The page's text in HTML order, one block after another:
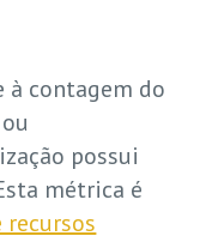
à contagem do
possui
métrica é
recursos